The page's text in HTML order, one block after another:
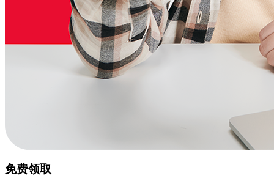
免费领取